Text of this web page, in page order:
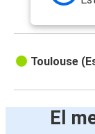
Toulouse
El